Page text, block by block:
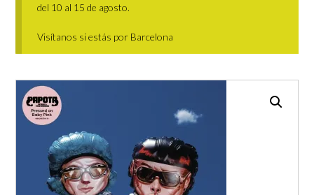
del 10 al 15 de agosto.
Visítanos si estás por Barcelona